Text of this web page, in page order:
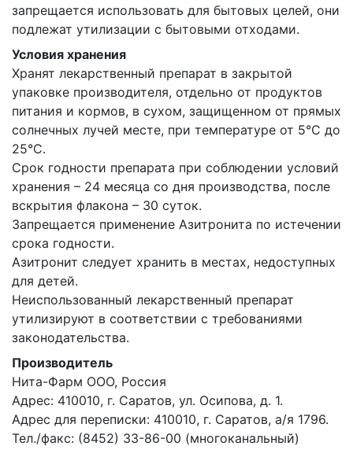
запрещается использовать для бытовых целей, они
подлежат утилизации с бытовыми отходами.
Условия хранения
Хранят лекарственный препарат в закрытой
упаковке производителя, отдельно от продуктов
питания и кормов, в сухом, защищенном от прямых
солнечных лучей месте, при температуре от 5°С до
25°С.
Срок годности препарата при соблюдении условий
хранения – 24 месяца со дня производства, после
вскрытия флакона – 30 суток.
Запрещается применение Азитронита по истечении
срока годности.
Азитронит следует хранить в местах, недоступных
для детей.
Неиспользованный лекарственный препарат
утилизируют в соответствии с требованиями
законодательства.
Производитель
Нита-Фарм ООО, Россия
Адрес: 410010, г. Саратов, ул. Осипова, д. 1.
Адрес для переписки: 410010, г. Саратов, а/я 1796.
Тел./факс: (8452) 33-86-00 (многоканальный)